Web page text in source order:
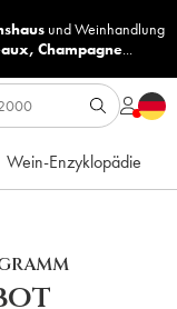
undWeinhandlung
, Champagne...
Wein-Enzyklopädie